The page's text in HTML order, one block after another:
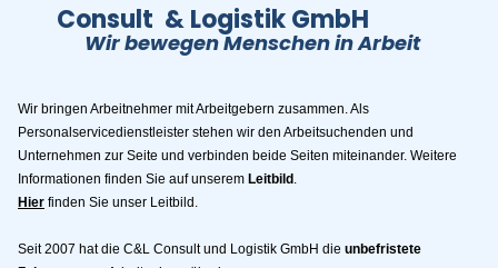
Consult & Logistik GmbH
Wir bewegen Menschen in Arbeit
Wir bringen Arbeitnehmer mit Arbeitgebern zusammen. Als
Personalservicedienstleister stehen wir den Arbeitsuchenden und
Unternehmen zur Seite und verbinden beide Seiten miteinander. Weitere
Informationen finden Sie auf unserem Leitbild
Hier finden Sie unser Leitbild.
Seit 2007 hat die C&L Consult und Logistik GmbH die unbefristete